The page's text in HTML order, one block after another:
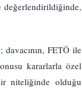
değerlendirildiğinde,
FETÖ ile
kararlarla özel
niteliğinde olduğu